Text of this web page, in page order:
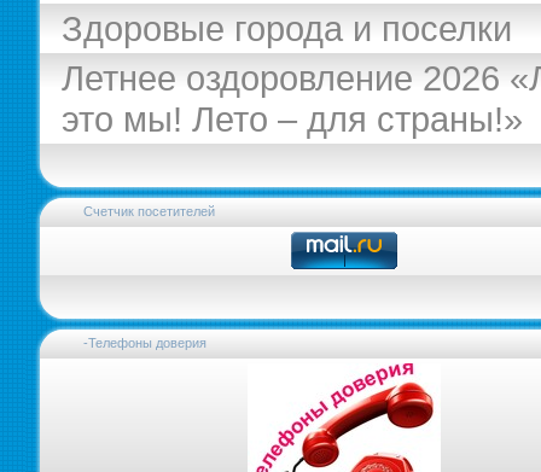
Здоровые города и поселки
Летнее оздоровление 2026
это мы! Лето – для страны!»
Счетчик посетителей
-Телефоны доверия